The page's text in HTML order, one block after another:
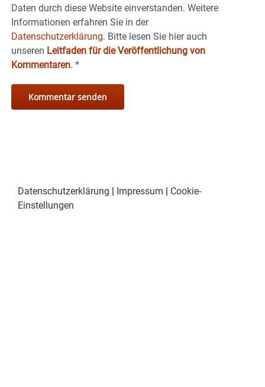
Daten durch diese Website einverstanden. Weitere
Informationen erfahren Sie in der
Datenschutzerklärung. Bitte lesen Sie hier auch
unseren Leitfaden für die Veröffentlichung von
Kommentaren. *
Datenschutzerklärung | Impressum | Cookie-
Einstellungen